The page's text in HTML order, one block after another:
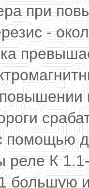
при
-
помощью
реле К
большую